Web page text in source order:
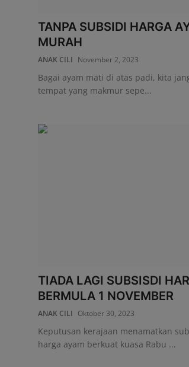
TANPA SUBSIDI HARGA
MURAH
ANAK CILI November 2, 2023
Bagai ayam mati di atas padi, kita
tempat yang makmur sepe...
TIADA LAGI SUBSISDI
BERMULA 1 NOVEMBER
ANAK CILI Oktober 30, 2023
Keputusan kerajaan menamatkan
harga ayam berkuat kuasa Rabu ...